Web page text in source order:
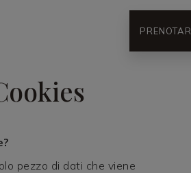
pezzo di dati che viene